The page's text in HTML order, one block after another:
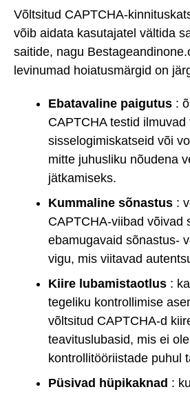
Võltsitud CAPTCHA-
võib aidata kasutajatel vältida
saitide, nagu
levinumad hoiatusmärgid on
Ebatavaline paigutus :
CAPTCHA testid
sisselogimiskatseid või
mitte juhusliku nõudena
jätkamiseks.
Kummaline sõnastus :
CAPTCHA-viibad võivad
ebamugavaid sõnastus-
vigu, mis viitavad
Kiire lubamistaotlus :
tegeliku kontrollimise
võltsitud CAPTCHA-d
teavituslubasid, mis ei
kontrollitööriistade puhul
Püsivad hüpikaknad :